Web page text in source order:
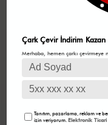
Çark Çevir İndirim Kazan
Merhaba, hemen çarkı çevirmeye
Tanıtım, pazarlama, reklam ve
izin veriyorum.Elektronik